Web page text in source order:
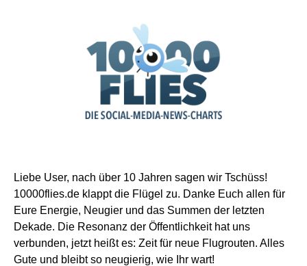
Liebe User, nach über 10 Jahren sagen wir Tschüss!
10000flies.de klappt die Flügel zu. Danke Euch allen für
Eure Energie, Neugier und das Summen der letzten
Dekade. Die Resonanz der Öffentlichkeit hat uns
verbunden, jetzt heißt es: Zeit für neue Flugrouten. Alles
Gute und bleibt so neugierig, wie Ihr wart!